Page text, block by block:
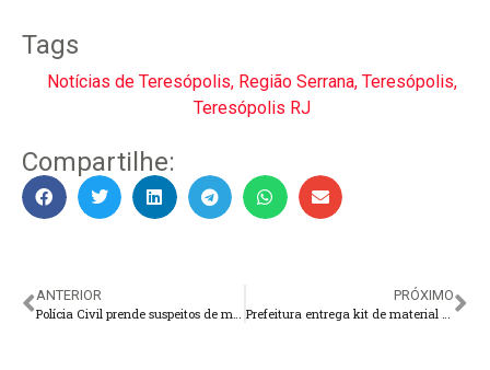
Tags
Notícias de Teresópolis, Região Serrana, Teresópolis,
Teresópolis RJ
Compartilhe:
ANTERIOR
Polícia Civil prende suspeitos de matar e queimar corpo de empresário
PRÓXIMO
Prefeitura entrega kit de material escolar em unidades do bairro de São Pedro